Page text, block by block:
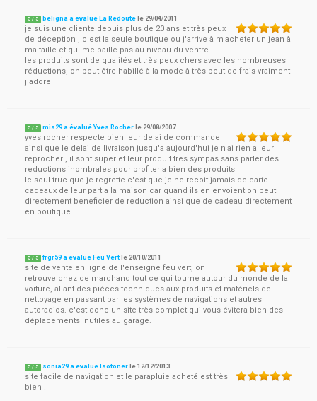
5 / 5 beligna a évalué La Redoute le 29/04/2011
je suis une cliente depuis plus de 20 ans et très peux
de déception , c'est la seule boutique ou j'arrive à m'acheter un jean à
ma taille et qui me baille pas au niveau du ventre .
les produits sont de qualités et très peux chers avec les nombreuses
réductions, on peut être habillé à la mode à très peut de frais vraiment
j'adore
5 / 5 mis29 a évalué Yves Rocher le 29/08/2007
yves rocher respecte bien leur delai de commande
ainsi que le delai de livraison jusqu'a aujourd'hui je n'ai rien a leur
reprocher , il sont super et leur produit tres sympas sans parler des
reductions inombrales pour profiter a bien des produits
le seul truc que je regrette c'est que je ne recoit jamais de carte
cadeaux de leur part a la maison car quand ils en envoient on peut
directement beneficier de reduction ainsi que de cadeau directement
en boutique
5 / 5 frgr59 a évalué Feu Vert le 20/10/2011
site de vente en ligne de l'enseigne feu vert, on
retrouve chez ce marchand tout ce qui tourne autour du monde de la
voiture, allant des pièces techniques aux produits et matériels de
nettoyage en passant par les systèmes de navigations et autres
autoradios. c'est donc un site très complet qui vous évitera bien des
déplacements inutiles au garage.
5 / 5 sonia29 a évalué Isotoner le12/12/2013
site facile de navigation et le parapluie acheté est très
bien !